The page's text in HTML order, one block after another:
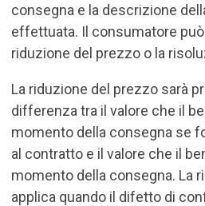
consegna e la descrizione
effettuata. Il consumatore
riduzione del prezzo o la
La riduzione del prezzo sarà
differenza tra il valore che il
momento della consegna se
al contratto e il valore che il
momento della consegna. La
applica quando il difetto di